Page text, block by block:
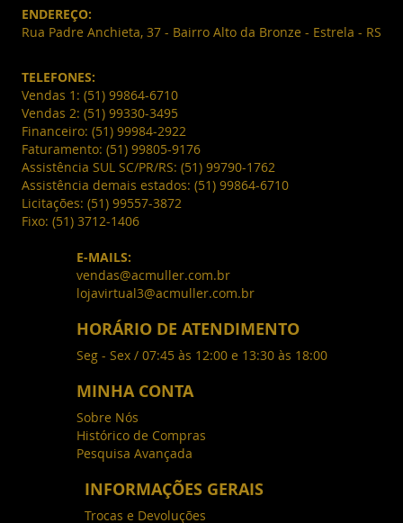
ENDEREÇO:
Rua Padre Anchieta, 37 - Bairro Alto da Bronze - Estrela - RS
TELEFONES:
Vendas 1: (51) 99864-6710
Vendas 2: (51) 99330-3495
Financeiro: (51) 99984-2922
Faturamento: (51) 99805-9176
Assistência SUL SC/PR/RS: (51) 99790-1762
Assistência demais estados: (51) 99864-6710
Licitações: (51) 99557-3872
Fixo: (51) 3712-1406
E-MAILS:
vendas@acmuller.com.br
lojavirtual3@acmuller.com.br
HORÁRIO DE ATENDIMENTO
Seg - Sex / 07:45 às 12:00 e 13:30 às 18:00
MINHA CONTA
Sobre Nós
Histórico de Compras
Pesquisa Avançada
INFORMAÇÕES GERAIS
Trocas e Devoluções